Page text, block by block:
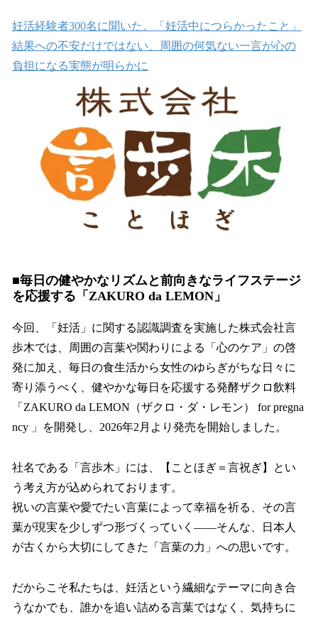
妊活経験者300名に聞いた。「妊活中につらかったこと」
結果への不安だけではない、周囲の何気ない一言が心の
負担になる実態が明らかに
■毎日の健やかなリズムと前向きなライフステージ
を応援する「ZAKURO da LEMON」
今回、「妊活」に関する認識調査を実施した株式会社言
歩木では、周囲の言葉や関わりによる「心のケア」の啓
発に加え、毎日の食生活から女性のゆらぎがちな日々に
寄り添うべく、健やかな毎日を応援する発酵ザクロ飲料
「ZAKURO da LEMON（ザクロ・ダ・レモン） for pregna
ncy 」を開発し、2026年2月より発売を開始しました。
社名である「言歩木」には、【ことほぎ＝言祝ぎ】とい
う考え方が込められております。
祝いの言葉や愛でたい言葉によって幸福を祈る、その言
葉が現実を少しずつ形づくっていく――そんな、日本人
が古くから大切にしてきた「言葉の力」への思いです。
だからこそ私たちは、妊活という繊細なテーマに向き合
うなかでも、誰かを追い詰める言葉ではなく、気持ちに